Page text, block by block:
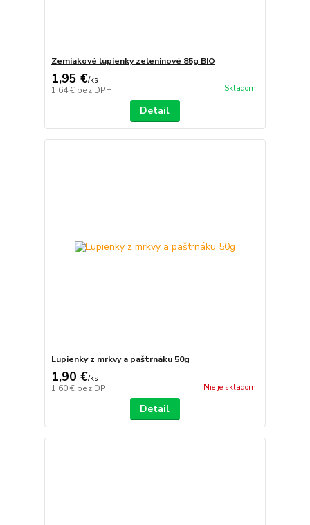
Zemiakové lupienky zeleninové 85g BIO
1,95 €/ks
1,64 € bez DPH Skladom
Detail
Lupienky z mrkvy a paštrnáku 50g
1,90 €/ks
1,60 € bez DPH Nie je skladom
Detail